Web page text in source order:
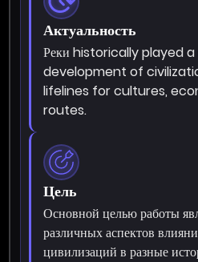
Актуальность
Реки historically played
development of
lifelines for cultures,
routes.
Цель
Основной целью работы
различных аспектов
цивилизаций в разные